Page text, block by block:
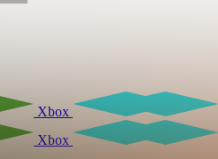
Xbox
Xbox